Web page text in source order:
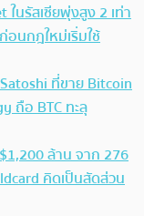
นรัสเซียพุ่งสูง 2 เท่า
นกฎใหม่เริ่มใช้
ที่ขาย Bitcoin
ถือ BTC ทะลุ
ล้าน จาก 276
คิดเป็นสัดส่วน